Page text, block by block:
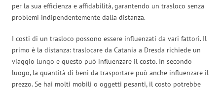
per la sua efficienza e affidabilità, garantendo un trasloco senza
problemi indipendentemente dalla distanza.
I costi di un trasloco possono essere influenzati da vari fattori. Il
primo è la distanza: traslocare da Catania a Dresda richiede un
viaggio lungo e questo può influenzare il costo. In secondo
luogo, la quantità di beni da trasportare può anche influenzare il
prezzo. Se hai molti mobili o oggetti pesanti, il costo potrebbe